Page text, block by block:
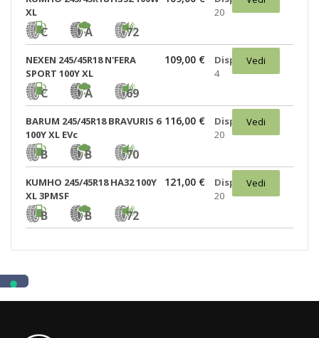
XL
C A 72
20
NEXEN 245/45R18 N'FERA
SPORT 100Y XL
C A 69
109,00 €
Disponibili:
4
Vedi
BARUM 245/45R18 BRAVURIS 6
100Y XL EVc
B B 70
116,00 €
Disponibili:
20
Vedi
KUMHO 245/45R18 HA32 100Y
XL 3PMSF
B B 72
121,00 €
Disponibili:
20
Vedi